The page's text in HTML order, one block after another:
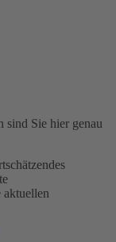
sind Sie hier genau
aktuellen